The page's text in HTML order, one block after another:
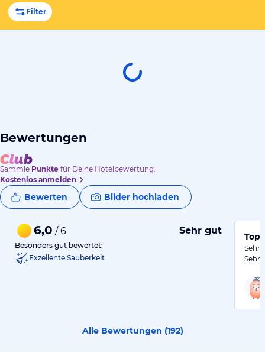
Filter
Bewertungen
Sammle Punkte für Deine Hotelbewertung.
Kostenlos anmelden
Bewerten Bilder hochladen
6,0 / 6 Sehr gut
Besonders gut bewertet:
Exzellente Sauberkeit
Top
Sehr
Sehr
Alle Bewertungen (192)